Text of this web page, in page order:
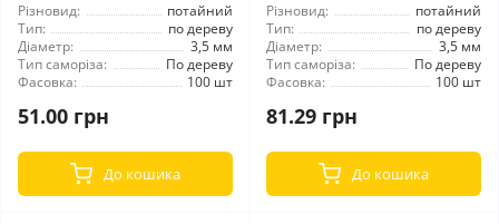
Різновид:
потайний
Тип:
по дереву
Діаметр:
3,5 мм
Тип саморіза:
По дереву
Фасовка:
100 шт
51.00 грн
До кошика
Різновид:
потайний
Тип:
по дереву
Діаметр:
3,5 мм
Тип саморіза:
По дереву
Фасовка:
100 шт
81.29 грн
До кошика